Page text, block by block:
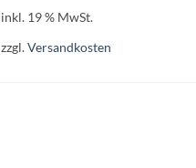
inkl. 19 % MwSt.
zzgl.Versandkosten